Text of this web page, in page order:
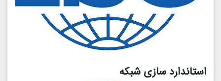
استاندارد سازی شبکه